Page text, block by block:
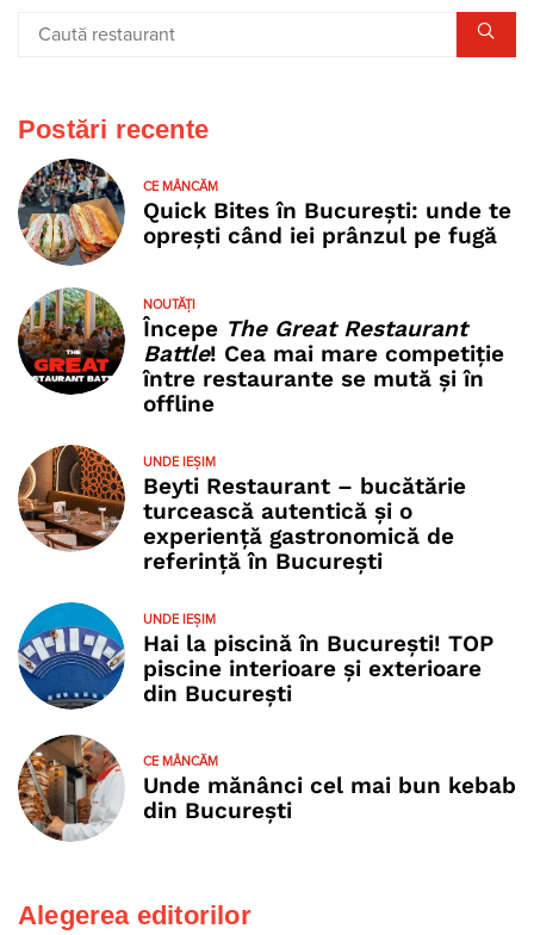
Postări recente
CE MÂNCĂM
Quick Bites în București: unde te
oprești când iei prânzul pe fugă
NOUTĂȚI
Începe The Great Restaurant
Battle! Cea mai mare competiție
între restaurante se mută și în
offline
UNDE IEȘIM
Beyti Restaurant – bucătărie
turcească autentică și o
experiență gastronomică de
referință în București
UNDE IEȘIM
Hai la piscină în București! TOP
piscine interioare și exterioare
din București
CE MÂNCĂM
Unde mănânci cel mai bun kebab
din București
Alegerea editorilor